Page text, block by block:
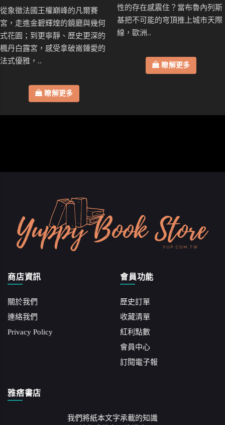
從象徵法國王權巔峰的凡爾賽
宮，走進金碧輝煌的鏡廳與幾何
式花園；到更寧靜、歷史更深的
楓丹白露宮，感受拿破崙鍾愛的
法式優雅，..
瞭解更多
性的存在感震住？當布魯內列斯
基把不可能的穹頂推上城市天際
線，歐洲..
瞭解更多
商店資訊
關於我們
連絡我們
Privacy Policy
會員功能
歷史訂單
收藏清單
紅利點數
會員中心
訂閱電子報
雅痞書店
我們將紙本文字承載的知識